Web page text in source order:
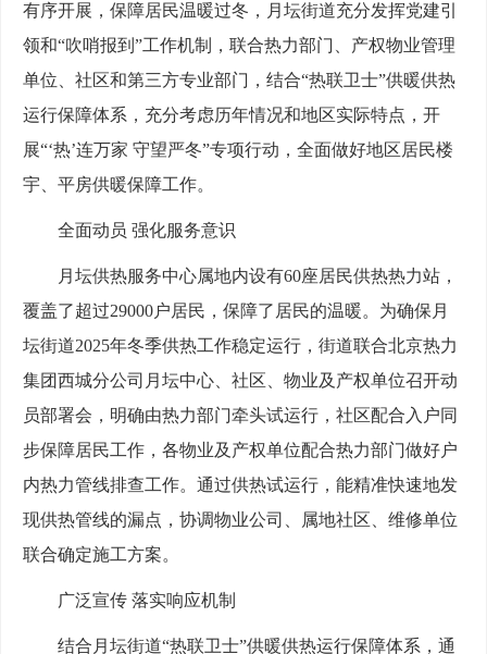
有序开展，保障居民温暖过冬，月坛街道充分发挥党建引
领和“吹哨报到”工作机制，联合热力部门、产权物业管理
单位、社区和第三方专业部门，结合“热联卫士”供暖供热
运行保障体系，充分考虑历年情况和地区实际特点，开
展“‘热’连万家 守望严冬”专项行动，全面做好地区居民楼
宇、平房供暖保障工作。
全面动员 强化服务意识
月坛供热服务中心属地内设有60座居民供热热力站，
覆盖了超过29000户居民，保障了居民的温暖。为确保月
坛街道2025年冬季供热工作稳定运行，街道联合北京热力
集团西城分公司月坛中心、社区、物业及产权单位召开动
员部署会，明确由热力部门牵头试运行，社区配合入户同
步保障居民工作，各物业及产权单位配合热力部门做好户
内热力管线排查工作。通过供热试运行，能精准快速地发
现供热管线的漏点，协调物业公司、属地社区、维修单位
联合确定施工方案。
广泛宣传 落实响应机制
结合月坛街道“热联卫士”供暖供热运行保障体系，通